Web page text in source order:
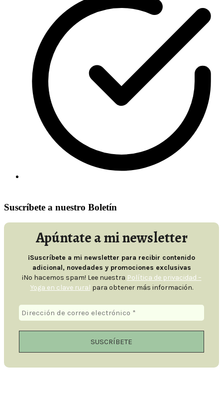
Suscríbete a nuestro Boletín
Apúntate a mi newsletter
¡Suscríbete a mi newsletter para recibir contenido
adicional, novedades y promociones exclusivas
¡No hacemos spam! Lee nuestra Política de privacidad –
Yoga en clave rural para obtener más información.